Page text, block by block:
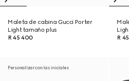
Maleta de cabina Gucci Porter
Light tamaño plus
R 45 400
R
Personalizar con las iniciales